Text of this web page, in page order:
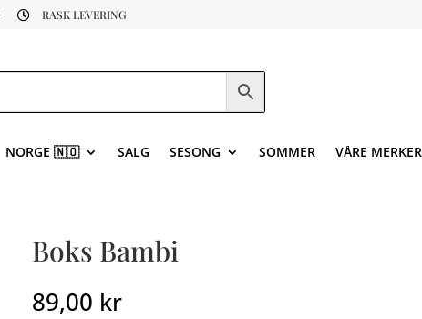
 RASK LEVERING
NORGE 🇳🇴 SALG SESONG SOMMER VÅRE MERKER
Boks Bambi
89,00 kr